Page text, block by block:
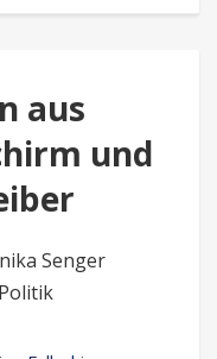
aus
und
Senger